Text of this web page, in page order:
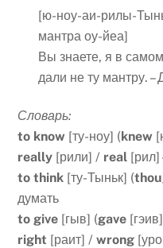
[ю-ноу-аи-рилы-
мантра оу-йеа]
Вы знаете, я в
дали не ту мантру. –
Словарь:
to know [ту-ноу] (knew
really [рили] / real [рил]
to think [ту-Тыньк] (
думать
to give [гыв] (gave
right [раит] /wrong